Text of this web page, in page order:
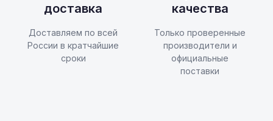
доставка
Доставляем по всей
России в кратчайшие
сроки
качества
Только проверенные
производители и
официальные
поставки